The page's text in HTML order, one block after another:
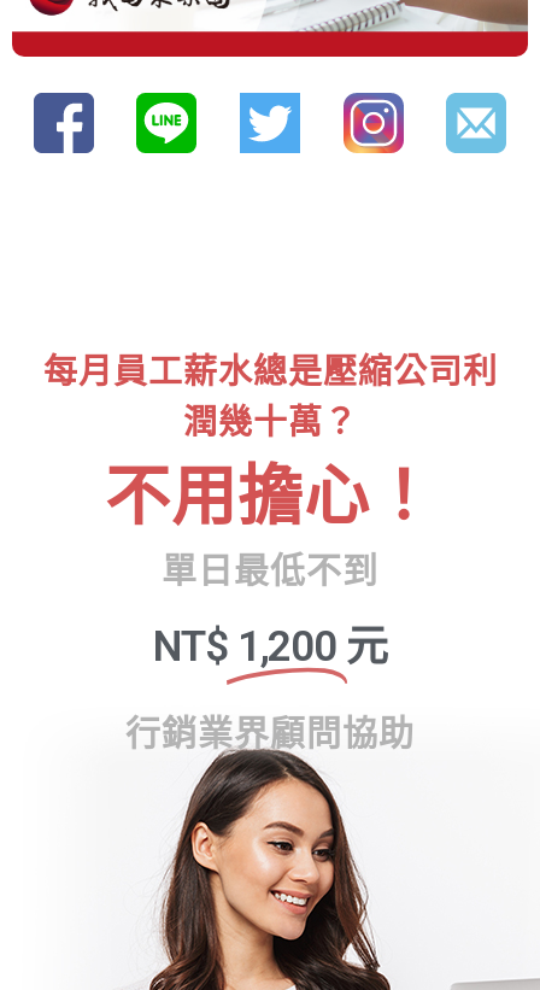
每月員工薪水總是壓縮公司利
潤幾十萬？
不用擔心！
單日最低不到
NT$ 1,200 元
行銷業界顧問協助